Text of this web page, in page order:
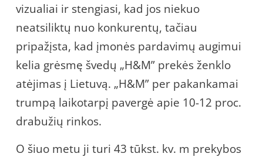
vizualiai ir stengiasi, kad jos niekuo
neatsiliktų nuo konkurentų, tačiau
pripažįsta, kad įmonės pardavimų augimui
kelia grėsmę švedų „H&M” prekės ženklo
atėjimas į Lietuvą. „H&M” per pakankamai
trumpą laikotarpį pavergė apie 10-12 proc.
drabužių rinkos.
O šiuo metu ji turi 43 tūkst. kv. m prekybos